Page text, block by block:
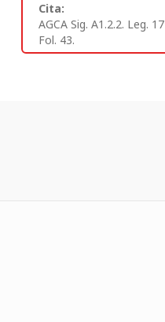
Cita:
AGCA Sig. A1.2.2. Leg.
Fol. 43.